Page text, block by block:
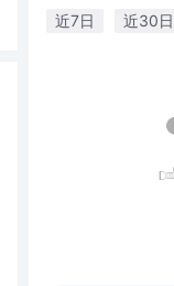
近7日 近30日